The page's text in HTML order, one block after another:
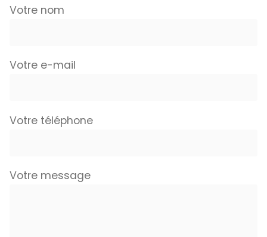
Votre nom
Votre e-mail
Votre téléphone
Votre message